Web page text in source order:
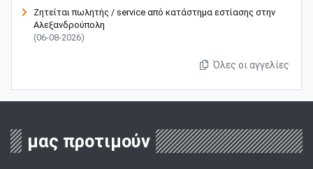
Ζητείται πωλητής / service από κατάστημα εστίασης στην
Αλεξανδρούπολη
(06-08-2026)
Όλες οι αγγελίες
μας προτιμούν